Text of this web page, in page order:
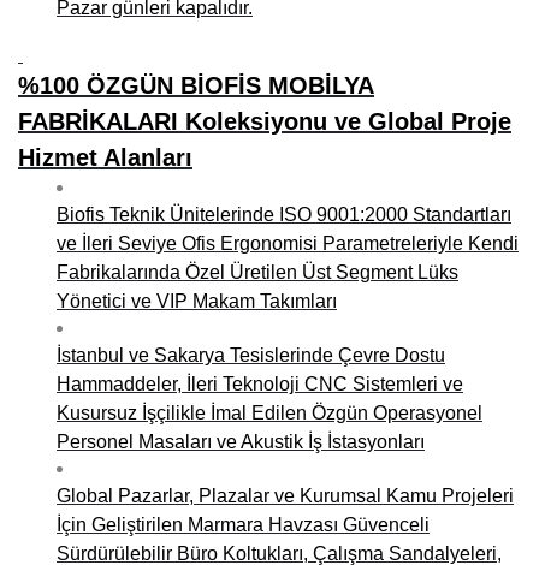
Pazar günleri kapalıdır.
%100 ÖZGÜN BİOFİS MOBİLYA
FABRİKALARI Koleksiyonu ve Global Proje
Hizmet Alanları
Biofis Teknik Ünitelerinde ISO 9001:2000 Standartları
ve İleri Seviye Ofis Ergonomisi Parametreleriyle Kendi
Fabrikalarında Özel Üretilen Üst Segment Lüks
Yönetici ve VIP Makam Takımları
İstanbul ve Sakarya Tesislerinde Çevre Dostu
Hammaddeler, İleri Teknoloji CNC Sistemleri ve
Kusursuz İşçilikle İmal Edilen Özgün Operasyonel
Personel Masaları ve Akustik İş İstasyonları
Global Pazarlar, Plazalar ve Kurumsal Kamu Projeleri
İçin Geliştirilen Marmara Havzası Güvenceli
Sürdürülebilir Büro Koltukları, Çalışma Sandalyeleri,